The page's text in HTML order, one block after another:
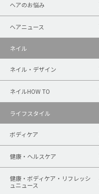
ヘアのお悩み
ヘアニュース
ネイル
ネイル・デザイン
ネイルHOW TO
ライフスタイル
ボディケア
健康・ヘルスケア
健康・ボディケア・リフレッシ
ュニュース